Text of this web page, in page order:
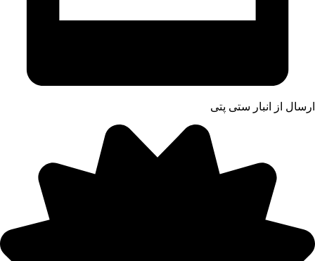
ارسال از انبار ستی پتی